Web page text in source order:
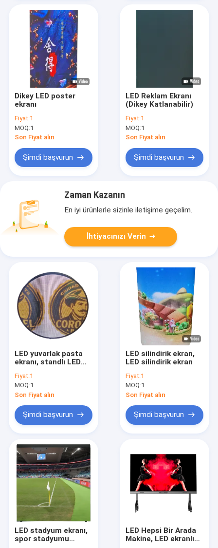
Dikey LED poster
ekranı
Fiyat:1
MOQ:1
Son Fiyat alın
Şimdi başvurun
LED Reklam Ekranı
(Dikey Katlanabilir)
Fiyat:1
MOQ:1
Son Fiyat alın
Şimdi başvurun
Zaman Kazanın
En iyi ürünlerle sizinle iletişime geçelim.
İhtiyacınızı Verin
LED yuvarlak pasta
ekranı, standlı LED
Fiyat:1
MOQ:1
Son Fiyat alın
Şimdi başvurun
LED silindirik ekran,
LED silindirik ekran
Fiyat:1
MOQ:1
Son Fiyat alın
Şimdi başvurun
LED stadyum ekranı,
spor stadyumu
LED Hepsi Bir Arada
Makine, LED ekranlı